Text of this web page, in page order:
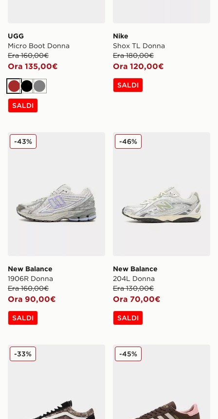
UGG
Micro Boot Donna
Era 160,00€
Ora 135,00€
Marrone
NeroGrigio
SALDI
Nike
Shox TL Donna
Era 180,00€
Ora 120,00€
SALDI
New Balance 1906R Donna
New Balance
1906R Donna
Era 160,00€
Ora 90,00€
-43%
SALDI
New Balance 204L Donna
New Balance
204L Donna
Era 130,00€
Ora 70,00€
-46%
SALDI
Vans Old Skool Donna
-33% adidas Originals Handball
-45%